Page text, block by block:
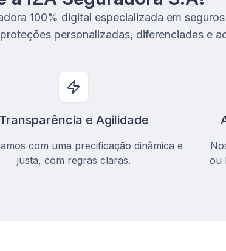
100% digital especializada em
personalizadas, diferenciadas e
Transparência e Agilidade
com uma precificação dinâmica e
justa, com regras claras.
ou